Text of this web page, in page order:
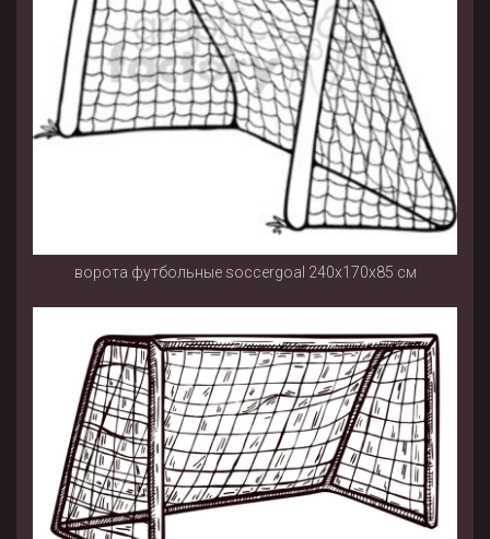
ворота футбольные soccergoal 240х170х85 см